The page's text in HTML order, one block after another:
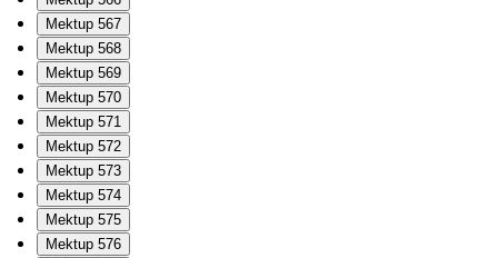
Mektup 567
Mektup 568
Mektup 569
Mektup 570
Mektup 571
Mektup 572
Mektup 573
Mektup 574
Mektup 575
Mektup 576